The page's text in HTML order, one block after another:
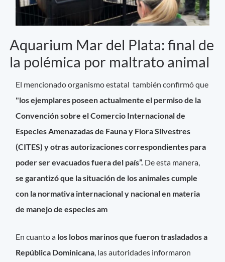
Aquarium Mar del Plata: final de
la polémica por maltrato animal
El mencionado organismo estatal también confirmó que
"los ejemplares poseen actualmente el permiso de la
Convención sobre el Comercio Internacional de
Especies Amenazadas de Fauna y Flora Silvestres
(CITES) y otras autorizaciones correspondientes para
poder ser evacuados fuera del país”. De esta manera,
se garantizó que la situación de los animales cumple
con la normativa internacional y nacional en materia
de manejo de especies am
En cuanto a los lobos marinos que fueron trasladados a
República Dominicana, las autoridades informaron